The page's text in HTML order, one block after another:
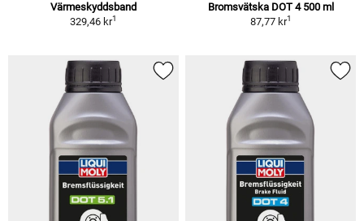
Värmeskyddsband
329,46 kr1
Bromsvätska DOT 4 500 ml
87,77 kr1